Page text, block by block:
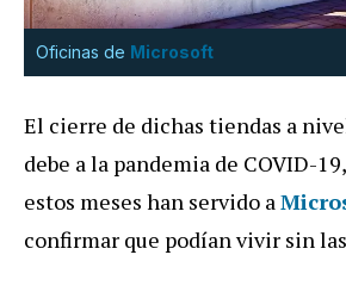
Oficinas de Microsoft
El cierre de dichas tiendas a
debe a la pandemia de COVID-
estos meses han servido a
confirmar que podían vivir sin